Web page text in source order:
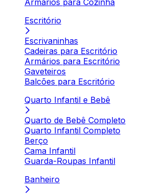
Armários para Cozinha
Escritório
Escrivaninhas
Cadeiras para Escritório
Armários para Escritório
Gaveteiros
Balcões para Escritório
Quarto Infantil e Bebê
Quarto de Bebê Completo
Quarto Infantil Completo
Berço
Cama Infantil
Guarda-Roupas Infantil
Banheiro